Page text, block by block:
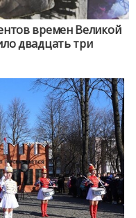
времен Великой
двадцать три